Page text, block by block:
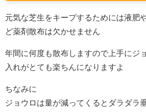
元気な芝生をキープするためには液肥
ど薬剤散布は欠かせません
年間に何度も散布しますので上手にジ
入れがとても楽ちんになりますよ
ちなみに
ジョウロは量が減ってくるとダラダラ